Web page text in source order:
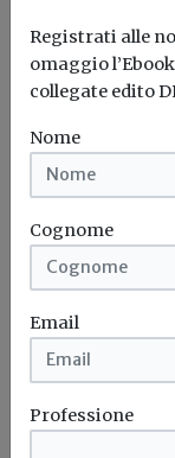
Codice
Ponte
colloquio da
Redazione
Si è tenuto,
Trasporti, un...
Codice dei contratti
Geologi
...
Registrati alle
omaggio
collegate edito
Nome
Cognome
Email
Professione